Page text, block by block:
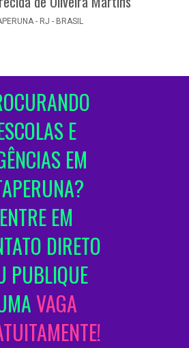
- RJ - BRASIL
E
EM
ENTRE EM
DIRETO
PUBLIQUE
VAGA